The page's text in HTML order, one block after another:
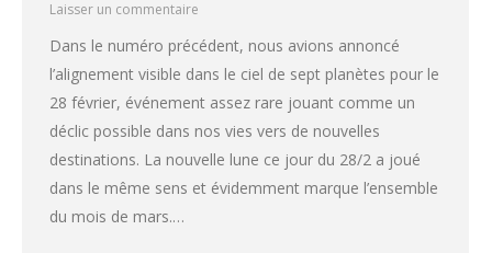
Laisser un commentaire
Dans le numéro précédent, nous avions annoncé
l’alignement visible dans le ciel de sept planètes pour le
28 février, événement assez rare jouant comme un
déclic possible dans nos vies vers de nouvelles
destinations. La nouvelle lune ce jour du 28/2 a joué
dans le même sens et évidemment marque l’ensemble
du mois de mars.…